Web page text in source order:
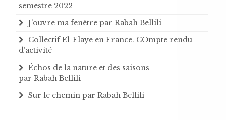
semestre 2022
J’ouvre ma fenêtre par Rabah Bellili
Collectif El-Flaye en France. COmpte rendu
d’activité
Échos de la nature et des saisons
par Rabah Bellili
Sur le chemin par Rabah Bellili